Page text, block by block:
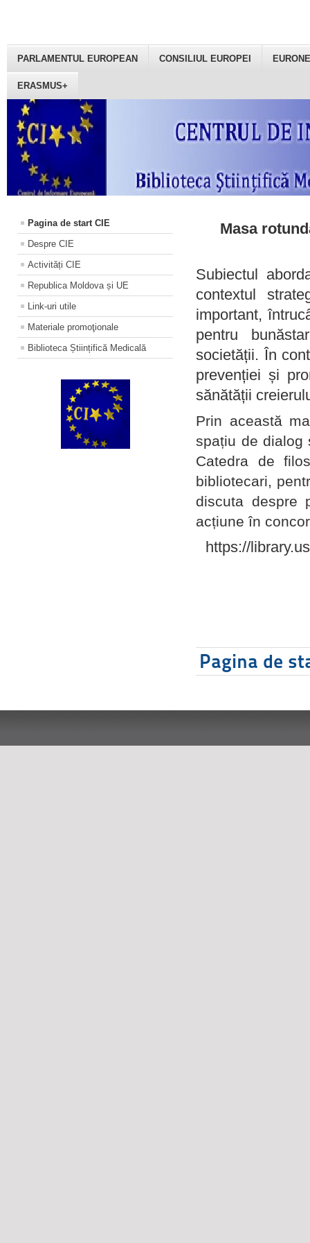
PARLAMENTUL EUROPEAN CONSILIUL EUROPEI
ERASMUS+
Pagina de start CIE
Despre CIE
Activități CIE
Republica Moldova și UE
Link-uri utile
Materiale promoţionale
Biblioteca Științifică Medicală
Masa
Subiectul
contextul
important,
pentru
societății. În
prevenției și
sănătății
Prin această
spațiu de dialog
Catedra de
bibliotecari,
discuta despre
acțiune în
https://
Pagina de